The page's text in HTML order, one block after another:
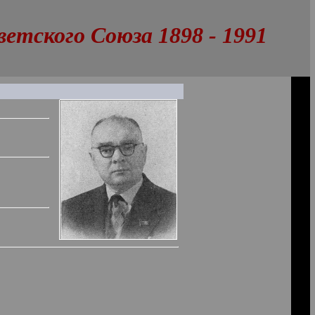
Союза 1898 - 1991